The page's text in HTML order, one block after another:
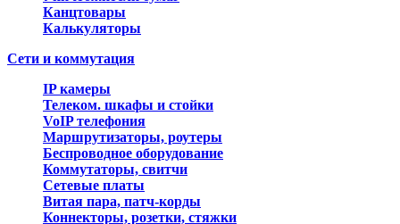
Канцтовары
Калькуляторы
Сети и коммутация
IP камеры
Телеком. шкафы и стойки
VoIP телефония
Маршрутизаторы, роутеры
Беспроводное оборудование
Коммутаторы, свитчи
Сетевые платы
Витая пара, патч-корды
Коннекторы, розетки, стяжки